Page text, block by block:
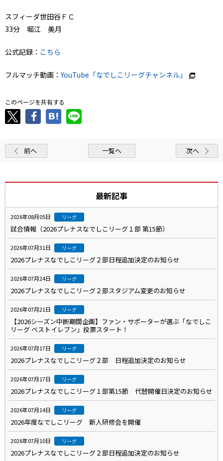
スフィーダ世田谷ＦＣ
33分 堀江 美月
公式記録： こちら
フルマッチ動画：YouTube「なでしこリーグチャンネル」
このページを共有する
前へ 一覧へ 次へ
最新記事
2026年08月05日 リーグ
試合情報（2026プレナスなでしこリーグ１部 第15節）
2026年07月31日 リーグ
2026プレナスなでしこリーグ２部日程追加決定のお知らせ
2026年07月24日 リーグ
2026プレナスなでしこリーグ２部スタジアム変更のお知らせ
2026年07月21日 リーグ
【2026シーズン中断期間企画】ファン・サポーターが選ぶ「なでしこ
リーグ ベストイレブン」投票スタート！
2026年07月17日 リーグ
2026プレナスなでしこリーグ２部 日程追加決定のお知らせ
2026年07月17日 リーグ
2026プレナスなでしこリーグ１部第15節 代替開催日決定のお知らせ
2026年07月14日 リーグ
2026年度なでしこリーグ 新人研修会を開催
2026年07月10日 リーグ
2026プレナスなでしこリーグ２部日程追加決定のお知らせ